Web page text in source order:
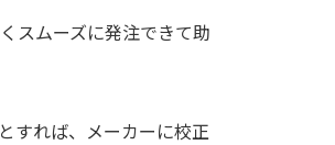
スムーズに発注できて助
すれば、メーカーに校正